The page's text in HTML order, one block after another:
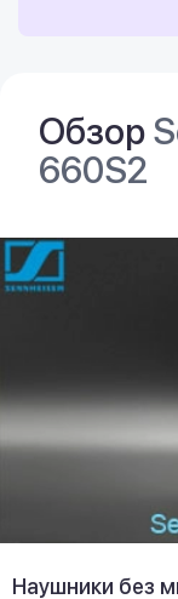
Обзор
660S2
Наушники без